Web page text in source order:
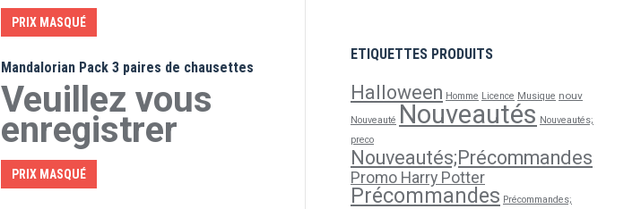
PRIX MASQUÉ
Mandalorian Pack 3 paires de chausettes
Veuillez vous
enregistrer
PRIX MASQUÉ
ETIQUETTES PRODUITS
Halloween Homme Licence Musique nouv
Nouveauté Nouveautés Nouveautés;
preco
Nouveautés;Précommandes
Promo Harry Potter
Précommandes Précommandes;